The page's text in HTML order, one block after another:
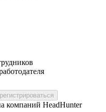
компаний HeadHunter